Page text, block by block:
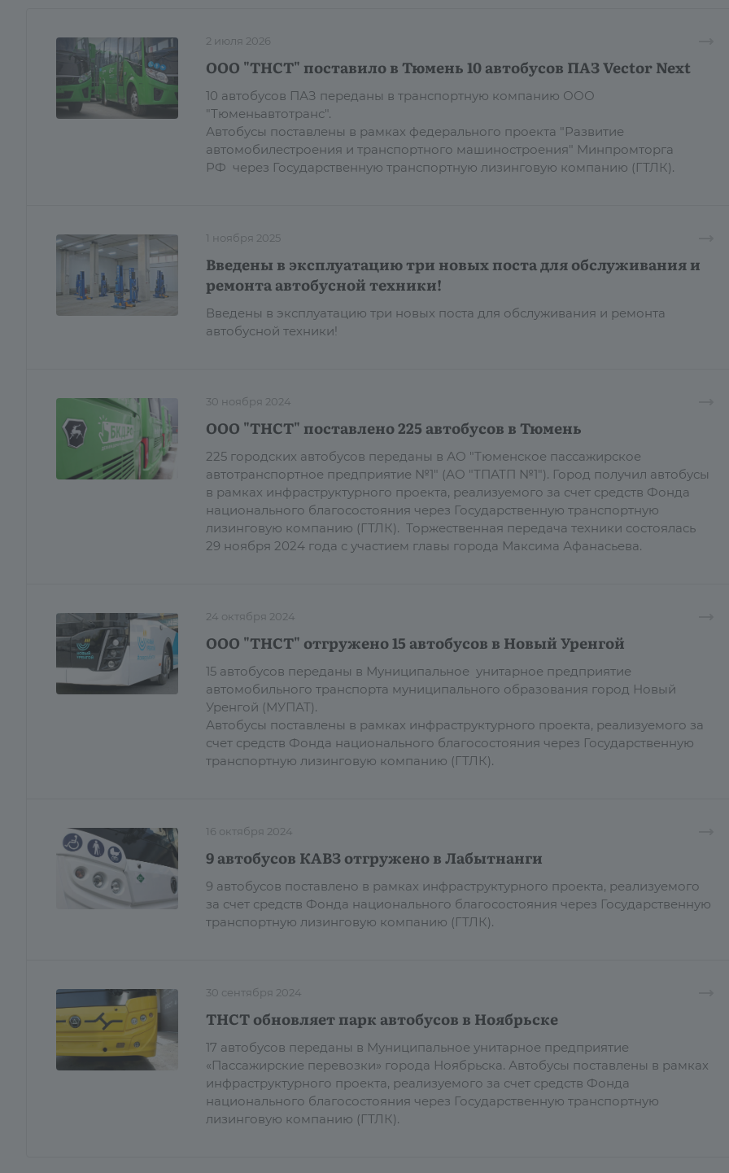
2 июля 2026
ООО "ТНСТ" поставило в Тюмень 10 автобусов ПАЗ Vector Next
10 автобусов ПАЗ переданы в транспортную компанию ООО
"Тюменьавтотранс".
Автобусы поставлены в рамках федерального проекта "Развитие
автомобилестроения и транспортного машиностроения" Минпромторга
РФ через Государственную транспортную лизинговую компанию (ГТЛК).
1 ноября 2025
Введены в эксплуатацию три новых поста для обслуживания и
ремонта автобусной техники!
Введены в эксплуатацию три новых поста для обслуживания и ремонта
автобусной техники!
30 ноября 2024
ООО "ТНСТ" поставлено 225 автобусов в Тюмень
225 городских автобусов переданы в АО "Тюменское пассажирское
автотранспортное предприятие №1" (АО "ТПАТП №1"). Город получил автобусы
в рамках инфраструктурного проекта, реализуемого за счет средств Фонда
национального благосостояния через Государственную транспортную
лизинговую компанию (ГТЛК). Торжественная передача техники состоялась
29 ноября 2024 года с участием главы города Максима Афанасьева.
24 октября 2024
ООО "ТНСТ" отгружено 15 автобусов в Новый Уренгой
15 автобусов переданы в Муниципальное унитарное предприятие
автомобильного транспорта муниципального образования город Новый
Уренгой (МУПАТ).
Автобусы поставлены в рамках инфраструктурного проекта, реализуемого за
счет средств Фонда национального благосостояния через Государственную
транспортную лизинговую компанию (ГТЛК).
16 октября 2024
9 автобусов КАВЗ отгружено в Лабытнанги
9 автобусов поставлено в рамках инфраструктурного проекта, реализуемого
за счет средств Фонда национального благосостояния через Государственную
транспортную лизинговую компанию (ГТЛК).
30 сентября 2024
ТНСТ обновляет парк автобусов в Ноябрьске
17 автобусов переданы в Муниципальное унитарное предприятие
«Пассажирские перевозки» города Ноябрьска. Автобусы поставлены в рамках
инфраструктурного проекта, реализуемого за счет средств Фонда
национального благосостояния через Государственную транспортную
лизинговую компанию (ГТЛК).